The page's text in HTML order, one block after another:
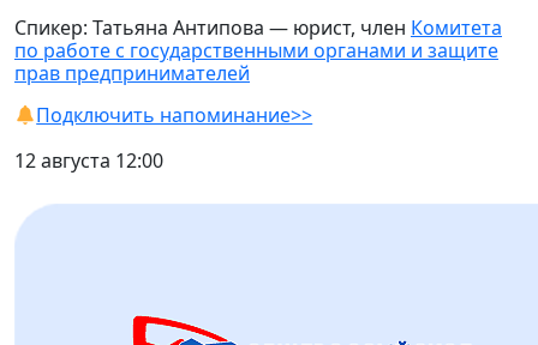
Спикер: Татьяна Антипова — юрист, член Комитета
по работе с государственными органами и защите
прав предпринимателей
Подключить напоминание>>
12 августа 12:00